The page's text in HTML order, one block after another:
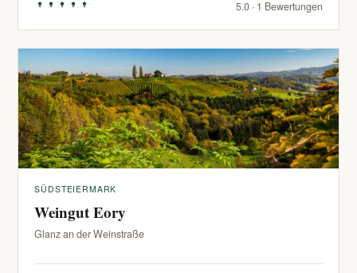
5.0 · 1 Bewertungen
SÜDSTEIERMARK
Weingut Eory
Glanz an der Weinstraße